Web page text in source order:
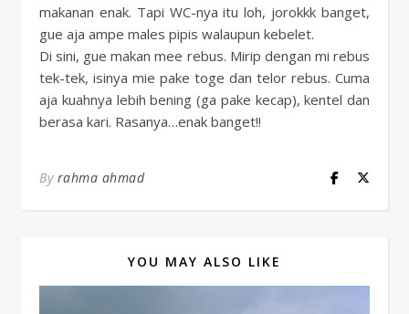
makanan enak. Tapi WC-nya itu loh, jorokkk banget,
gue aja ampe males pipis walaupun kebelet.
Di sini, gue makan mee rebus. Mirip dengan mi rebus
tek-tek, isinya mie pake toge dan telor rebus. Cuma
aja kuahnya lebih bening (ga pake kecap), kentel dan
berasa kari. Rasanya…enak banget!!
By rahma ahmad
YOU MAY ALSO LIKE